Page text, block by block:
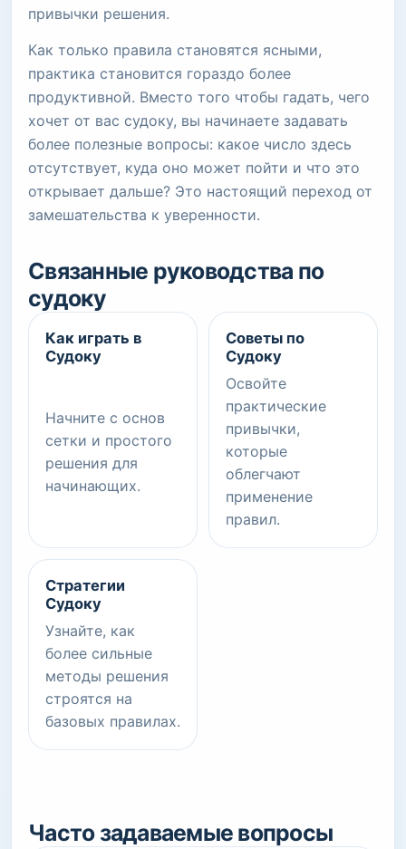
привычки решения.
Как только правила становятся ясными,
практика становится гораздо более
продуктивной. Вместо того чтобы гадать, чего
хочет от вас судоку, вы начинаете задавать
более полезные вопросы: какое число здесь
отсутствует, куда оно может пойти и что это
открывает дальше? Это настоящий переход от
замешательства к уверенности.
Связанные руководства по
судоку
Как играть в
Судоку
Начните с основ
сетки и простого
решения для
начинающих.
Советы по
Судоку
Освойте
практические
привычки,
которые
облегчают
применение
правил.
Стратегии
Судоку
Узнайте, как
более сильные
методы решения
строятся на
базовых правилах.
Часто задаваемые вопросы